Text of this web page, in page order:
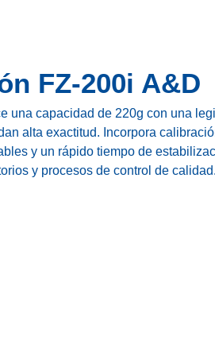
FZ-200i A&D
una capacidad de 220g con una
alta exactitud. Incorpora
y un rápido tiempo de
y procesos de control de calidad.